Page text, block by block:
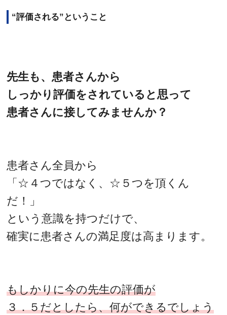
“評価される”ということ
先生も、患者さんから
しっかり評価をされていると思って
患者さんに接してみませんか？
患者さん全員から
「☆４つではなく、☆５つを頂くん
だ！」
という意識を持つだけで、
確実に患者さんの満足度は高まります。
もしかりに今の先生の評価が
３．５だとしたら、何ができるでしょう